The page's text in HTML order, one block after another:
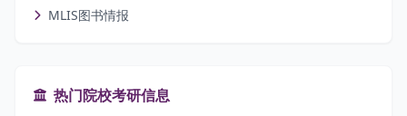
MLIS图书情报
热门院校考研信息